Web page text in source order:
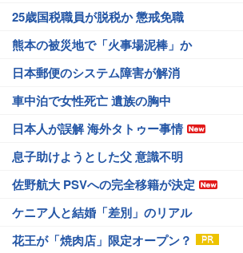
25歳国税職員が脱税か 懲戒免職
熊本の被災地で「火事場泥棒」か
日本郵便のシステム障害が解消
車中泊で女性死亡 遺族の胸中
日本人が誤解 海外タトゥー事情
息子助けようとした父 意識不明
佐野航大 PSVへの完全移籍が決定
ケニア人と結婚「差別」のリアル
花王が「焼肉店」限定オープン？